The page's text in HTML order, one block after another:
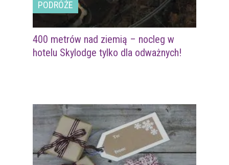
PODRÓŻE
400 metrów nad ziemią – nocleg w
hotelu Skylodge tylko dla odważnych!